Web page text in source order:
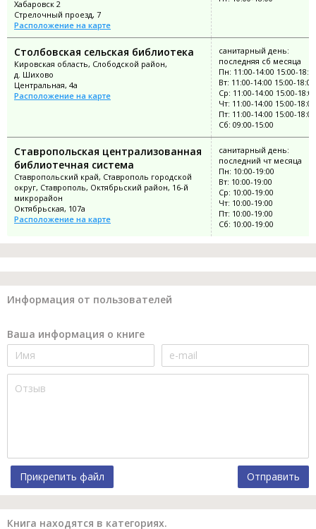
Хабаровск 2
Стрелочный проезд, 7
Расположение на карте
Столбовская сельская библиотека
Кировская область, Слободской район,
д. Шихово
Центральная, 4а
Расположение на карте
санитарный день:
последняя сб месяца
Пн: 11:00-14:00 15:00-
Вт: 11:00-14:00 15:00-18:00
Ср: 11:00-14:00 15:00-18:00
Чт: 11:00-14:00 15:00-18:00
Пт: 11:00-14:00 15:00-18:00
Сб: 09:00-15:00
Ставропольская централизованная
библиотечная система
Ставропольский край, Ставрополь городской
округ, Ставрополь, Октябрьский район, 16-й
микрорайон
Октябрьская, 107а
Расположение на карте
санитарный день:
последний чт месяца
Пн: 10:00-19:00
Вт: 10:00-19:00
Ср: 10:00-19:00
Чт: 10:00-19:00
Пт: 10:00-19:00
Сб: 10:00-19:00
Информация от пользователей
Ваша информация о книге
Прикрепить файл Отправить
Книга находятся в категориях.